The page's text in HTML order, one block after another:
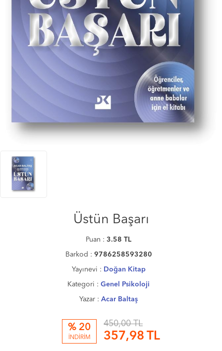
Üstün Başarı
Puan : 3.58 TL
Barkod : 9786258593280
Yayınevi : Doğan Kitap
Kategori : Genel Psikoloji
Yazar : Acar Baltaş
% 20
İNDİRİM
450,00 TL
357,98 TL